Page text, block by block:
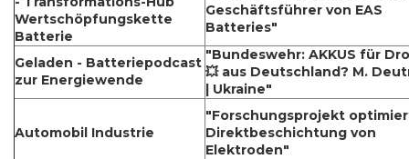
Wertschöpfungskette
Batterie
Geschäftsführer von EAS
Batteries"
Geladen - Batteriepodcast
zur Energiewende
"Bundeswehr: AKKUS für
💥 aus Deutschland? M.
| Ukraine"
Automobil Industrie
"Forschungsprojekt
Direktbeschichtung von
Elektroden"